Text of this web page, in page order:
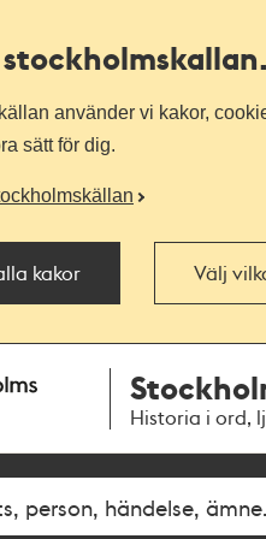
använder vi kakor,
sätt för dig.
kakor Välj
Historia i ord,